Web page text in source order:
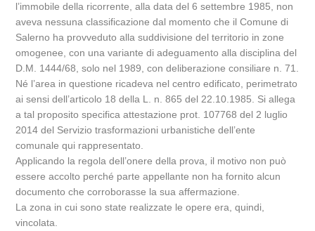
l’immobile della ricorrente, alla data del 6 settembre 1985, non
aveva nessuna classificazione dal momento che il Comune di
Salerno ha provveduto alla suddivisione del territorio in zone
omogenee, con una variante di adeguamento alla disciplina del
D.M. 1444/68, solo nel 1989, con deliberazione consiliare n. 71.
Né l’area in questione ricadeva nel centro edificato, perimetrato
ai sensi dell’articolo 18 della L. n. 865 del 22.10.1985. Si allega
a tal proposito specifica attestazione prot. 107768 del 2 luglio
2014 del Servizio trasformazioni urbanistiche dell’ente
comunale qui rappresentato.
Applicando la regola dell’onere della prova, il motivo non può
essere accolto perché parte appellante non ha fornito alcun
documento che corroborasse la sua affermazione.
La zona in cui sono state realizzate le opere era, quindi,
vincolata.